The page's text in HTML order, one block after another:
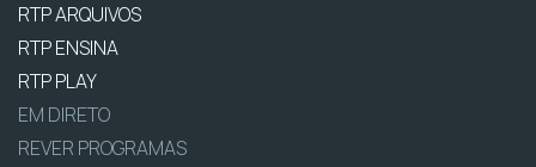
RTP ARQUIVOS
RTP ENSINA
RTP PLAY
EM DIRETO
REVER PROGRAMAS